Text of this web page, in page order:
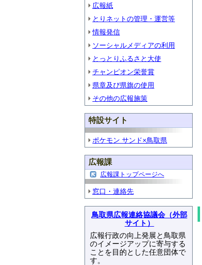
広報紙
とりネットの管理・運営等
情報発信
ソーシャルメディアの利用
とっとりふるさと大使
チャンピオン栄誉賞
県章及び県旗の使用
その他の広報施策
特設サイト
ポケモン サンド×鳥取県
広報課
広報課トップページへ
窓口・連絡先
鳥取県広報連絡協議会（外部
サイト）
広報行政の向上発展と鳥取県
のイメージアップに寄与する
ことを目的とした任意団体で
す。